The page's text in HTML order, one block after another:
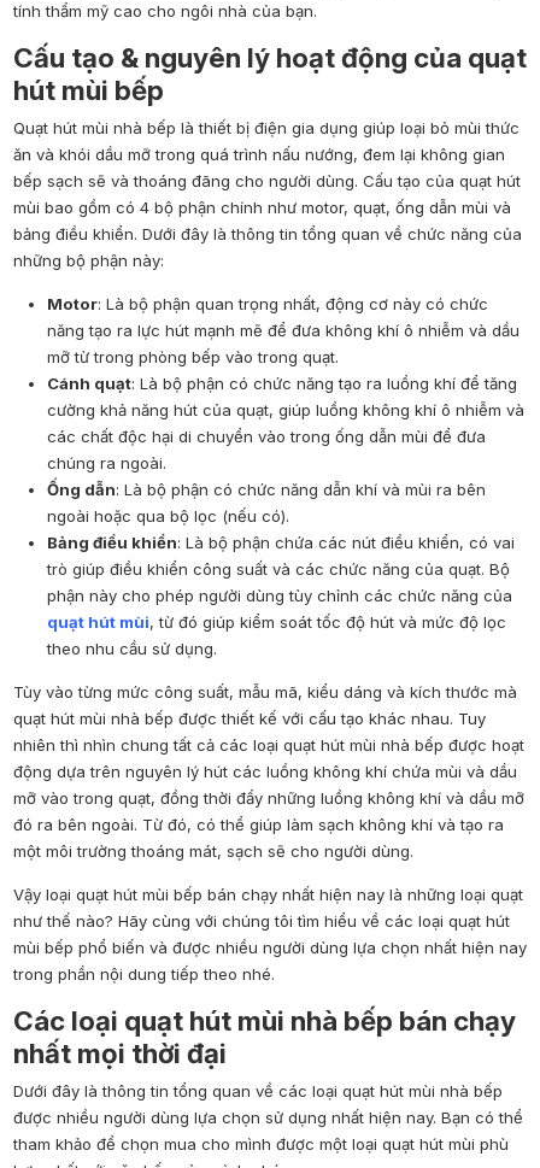
tính thẩm mỹ cao cho ngôi nhà của bạn.
Cấu tạo & nguyên lý hoạt động của quạt
hút mùi bếp
Quạt hút mùi nhà bếp là thiết bị điện gia dụng giúp loại bỏ mùi thức
ăn và khói dầu mỡ trong quá trình nấu nướng, đem lại không gian
bếp sạch sẽ và thoáng đãng cho người dùng. Cấu tạo của quạt hút
mùi bao gồm có 4 bộ phận chính như motor, quạt, ống dẫn mùi và
bảng điều khiển. Dưới đây là thông tin tổng quan về chức năng của
những bộ phận này:
Motor: Là bộ phận quan trọng nhất, động cơ này có chức
năng tạo ra lực hút mạnh mẽ để đưa không khí ô nhiễm và dầu
mỡ từ trong phòng bếp vào trong quạt.
Cánh quạt: Là bộ phận có chức năng tạo ra luồng khí để tăng
cường khả năng hút của quạt, giúp luồng không khí ô nhiễm và
các chất độc hại di chuyển vào trong ống dẫn mùi để đưa
chúng ra ngoài.
Ống dẫn: Là bộ phận có chức năng dẫn khí và mùi ra bên
ngoài hoặc qua bộ lọc (nếu có).
Bảng điều khiển: Là bộ phận chứa các nút điều khiển, có vai
trò giúp điều khiển công suất và các chức năng của quạt. Bộ
phận này cho phép người dùng tùy chỉnh các chức năng của
quạt hút mùi, từ đó giúp kiểm soát tốc độ hút và mức độ lọc
theo nhu cầu sử dụng.
Tùy vào từng mức công suất, mẫu mã, kiểu dáng và kích thước mà
quạt hút mùi nhà bếp được thiết kế với cấu tạo khác nhau. Tuy
nhiên thì nhìn chung tất cả các loại quạt hút mùi nhà bếp được hoạt
động dựa trên nguyên lý hút các luồng không khí chứa mùi và dầu
mỡ vào trong quạt, đồng thời đẩy những luồng không khí và dầu mỡ
đó ra bên ngoài. Từ đó, có thể giúp làm sạch không khí và tạo ra
một môi trường thoáng mát, sạch sẽ cho người dùng.
Vậy loại quạt hút mùi bếp bán chạy nhất hiện nay là những loại quạt
như thế nào? Hãy cùng với chúng tôi tìm hiểu về các loại quạt hút
mùi bếp phổ biến và được nhiều người dùng lựa chọn nhất hiện nay
trong phần nội dung tiếp theo nhé.
Các loại quạt hút mùi nhà bếp bán chạy
nhất mọi thời đại
Dưới đây là thông tin tổng quan về các loại quạt hút mùi nhà bếp
được nhiều người dùng lựa chọn sử dụng nhất hiện nay. Bạn có thể
tham khảo để chọn mua cho mình được một loại quạt hút mùi phù